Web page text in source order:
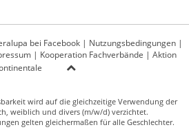
bei Facebook | Nutzungsbedingungen |
| Kooperation Fachverbände | Aktion
wird auf die gleichzeitige Verwendung der
weiblich und divers (m/w/d) verzichtet.
gelten gleichermaßen für alle Geschlechter.